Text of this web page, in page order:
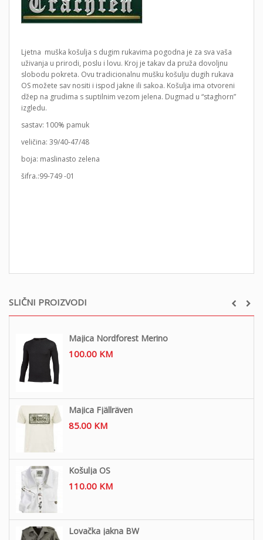
SLIČNI PROIZVODI
Majica Nordforest Merino
100.00 KM
Majica Fjällräven
85.00 KM
Košulja OS
110.00 KM
Lovačka jakna BW
Ljetna muška košulja s dugim rukavima pogodna je za sva vaša
uživanja u prirodi, poslu i lovu. Kroj je takav da pruža dovoljnu
slobodu pokreta. Ovu tradicionalnu mušku košulju dugih rukava
OS možete sav nositi i ispod jakne ili sakoa. Košulja ima otvoreni
džep na grudima s suptilnim vezom jelena. Dugmad u “staghorn”
izgledu.
sastav: 100% pamuk
veličina: 39/40-47/48
boja: maslinasto zelena
šifra.:99-749 -01